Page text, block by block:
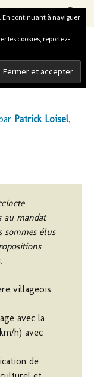
Durable
Patrick Loisel,
au mandat
élus
villageois
avec la
h) avec
de
En continuant à naviguer
les cookies, reportez-